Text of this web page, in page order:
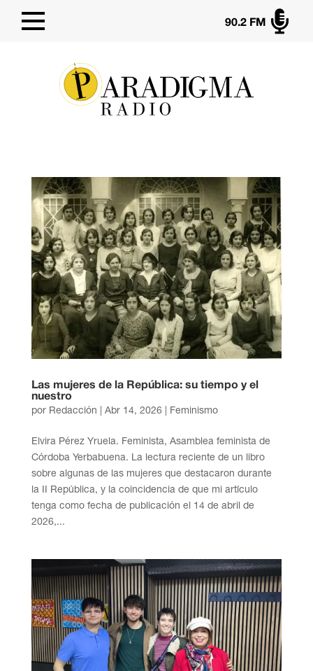

90.2 FM
Las mujeres de la República: su tiempo y el
nuestro
por Redacción Abr 14, 2026| Feminismo
Elvira Pérez Yruela. Feminista, Asamblea feminista de
Córdoba Yerbabuena. La lectura reciente de un libro
sobre algunas de las mujeres que destacaron durante
la II República, y la coincidencia de que mi artículo
tenga como fecha de publicación el 14 de abril de
2026,...